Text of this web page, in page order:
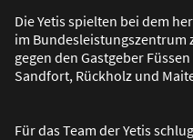
Die Yetis spielten bei dem
im Bundesleistungszentrum
gegen den Gastgeber
Sandfort, Rückholz und
Für das Team der Yetis